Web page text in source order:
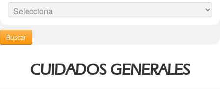
Buscar
CUIDADOS GENERALES